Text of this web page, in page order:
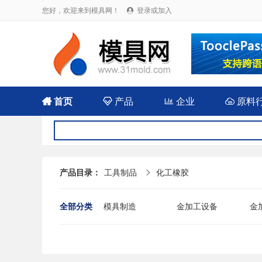
您好，欢迎来到模具网！  登录或加入
首页  产品 企业 原料
产品目录： 工具制品  化工橡胶
全部分类 模具制造 金加工设备
金